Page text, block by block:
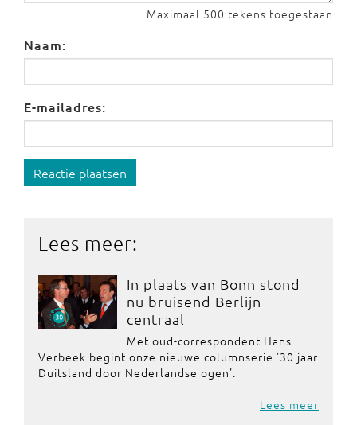
Maximaal 500 tekens toegestaan
Naam:
E-mailadres:
Reactie plaatsen
Lees meer:
In plaats van Bonn stond
nu bruisend Berlijn
centraal
Met oud-correspondent Hans
Verbeek begint onze nieuwe columnserie '30 jaar
Duitsland door Nederlandse ogen'.
Lees meer